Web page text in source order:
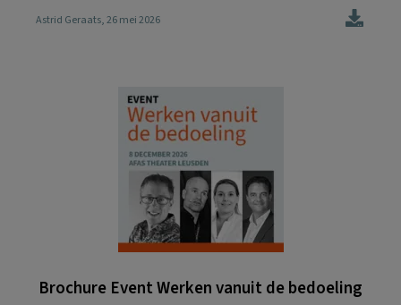
Astrid Geraats, 26 mei 2026
Brochure Event Werken vanuit de bedoeling